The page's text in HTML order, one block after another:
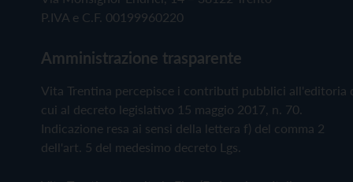
P.IVA e C.F. 00199960220
Amministrazione trasparente
Vita Trentina percepisce i contributi pubblici all'editoria
cui al decreto legislativo 15 maggio 2017, n. 70.
Indicazione resa ai sensi della lettera f) del comma 2
dell'art. 5 del medesimo decreto Lgs.